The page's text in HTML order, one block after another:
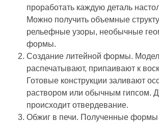
проработать каждую деталь
Можно получить объемные
рельефные узоры, необычные
формы.
Создание литейной формы.
распечатывают, припаивают к
Готовые конструкции заливают
раствором или обычным гипсом.
происходит отвердевание.
Обжиг в печи. Полученные формы